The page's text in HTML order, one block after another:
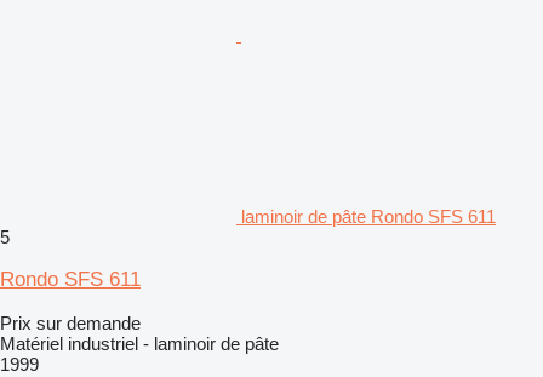
laminoir de pâte Rondo SFS 611
5
Rondo SFS 611
Prix sur demande
Matériel industriel - laminoir de pâte
1999